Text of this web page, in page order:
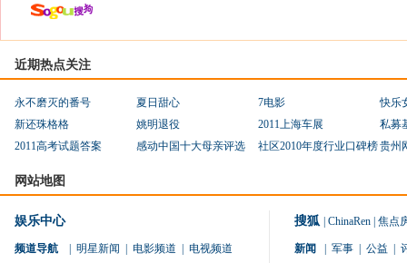
近期热点关注
永不磨灭的番号 夏日甜心 7电影
快乐
新还珠格格
姚明退役 2011上海车展
私募
2011高考试题答案
感动中国十大母亲评选 社区2010年度行业口碑榜贵州
网站地图
娱乐中心
频道导航 明星新闻 电影频道
电视频道
搜狐 ChinaRen 焦点
新闻 军事 公益